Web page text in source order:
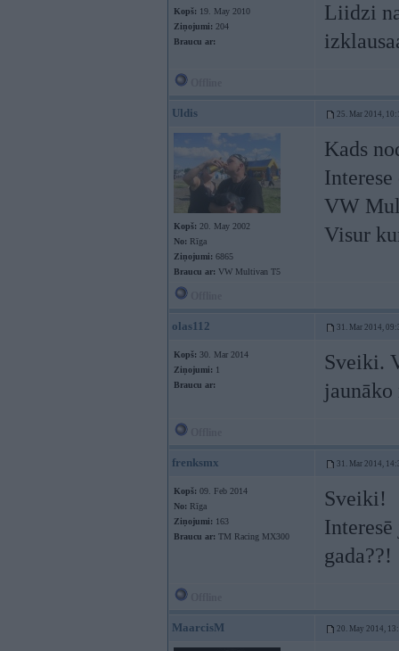
Kopš: 19. May 2010
Ziņojumi: 204
Braucu ar:
Liidzi
Uldis 25. Mar 2014,
Kopš: 20. May 2002
No: Rīga
Ziņojumi: 6865
Braucu ar: VW Multivan T5
Kads
VW
Visur
olas112 31. Mar 2014,
Kopš: 30. Mar 2014
Ziņojumi: 1
Braucu ar:
Sveiki.
frenksmx 31. Mar 2014,
Kopš: 09. Feb 2014
No: Rīga
Ziņojumi: 163
Braucu ar: TM Racing MX300
Sveiki!
gada??!
MaarcisM 20. May 2014,